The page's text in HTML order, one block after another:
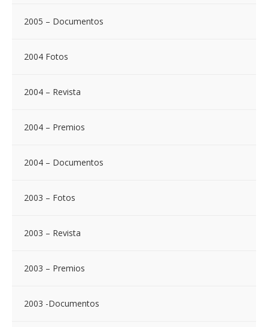
2005 – Documentos
2004 Fotos
2004 – Revista
2004 – Premios
2004 – Documentos
2003 – Fotos
2003 – Revista
2003 – Premios
2003 -Documentos